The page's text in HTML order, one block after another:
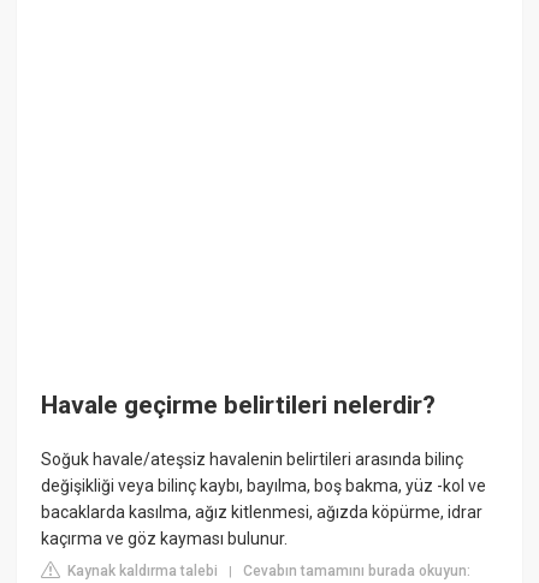
Havale geçirme belirtileri nelerdir?
Soğuk havale/ateşsiz havalenin belirtileri arasında bilinç
değişikliği veya bilinç kaybı, bayılma, boş bakma, yüz -kol ve
bacaklarda kasılma, ağız kitlenmesi, ağızda köpürme, idrar
kaçırma ve göz kayması bulunur.
Kaynak kaldırma talebi |Cevabın tamamını burada okuyun: